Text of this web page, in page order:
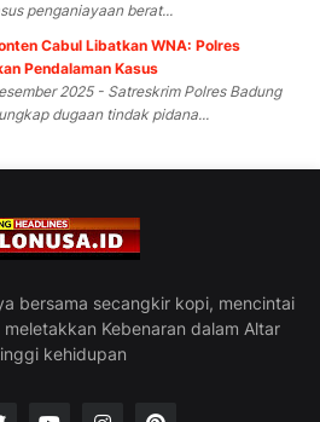
penganiayaan berat...
Cabul Libatkan WNA: Polres
Pendalaman Kasus
2025 - Satreskrim Polres Badung
dugaan tindak pidana...
bersama secangkir kopi, mencintai
Kebenaran dalam Altar
kehidupan